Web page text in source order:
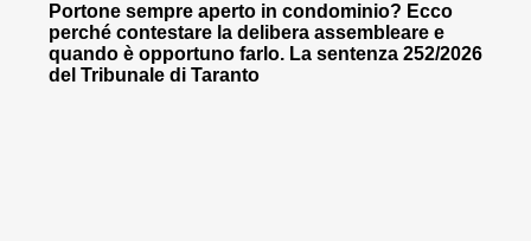
Portone sempre aperto in condominio? Ecco
perché contestare la delibera assembleare e
quando è opportuno farlo. La sentenza 252/2026
del Tribunale di Taranto